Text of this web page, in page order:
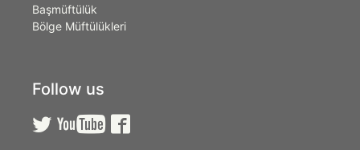
Başmüftülük
Bölge Müftülükleri
Follow us
  